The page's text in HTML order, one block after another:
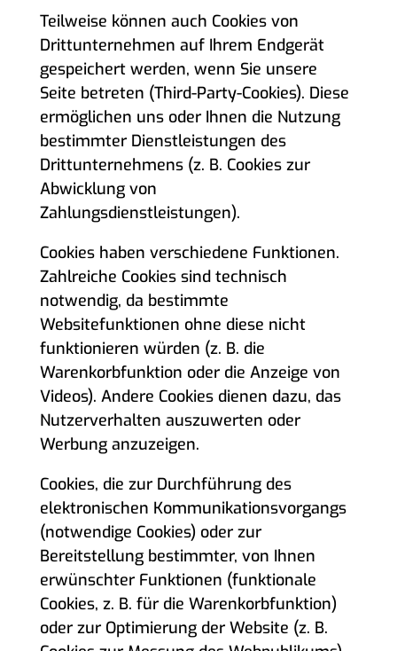
Teilweise können auch Cookies von
Drittunternehmen auf Ihrem Endgerät
gespeichert werden, wenn Sie unsere
Seite betreten (Third-Party-Cookies). Diese
ermöglichen uns oder Ihnen die Nutzung
bestimmter Dienstleistungen des
Drittunternehmens (z. B. Cookies zur
Abwicklung von
Zahlungsdienstleistungen).
Cookies haben verschiedene Funktionen.
Zahlreiche Cookies sind technisch
notwendig, da bestimmte
Websitefunktionen ohne diese nicht
funktionieren würden (z. B. die
Warenkorbfunktion oder die Anzeige von
Videos). Andere Cookies dienen dazu, das
Nutzerverhalten auszuwerten oder
Werbung anzuzeigen.
Cookies, die zur Durchführung des
elektronischen Kommunikationsvorgangs
(notwendige Cookies) oder zur
Bereitstellung bestimmter, von Ihnen
erwünschter Funktionen (funktionale
Cookies, z. B. für die Warenkorbfunktion)
oder zur Optimierung der Website (z. B.